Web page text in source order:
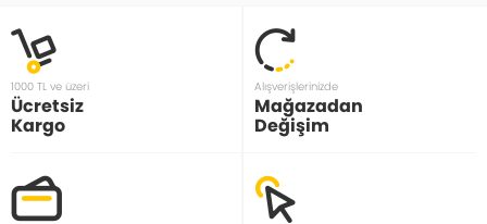
1000 TL ve üzeri
Ücretsiz
Kargo
Alışverişlerinizde
Mağazadan
Değişim